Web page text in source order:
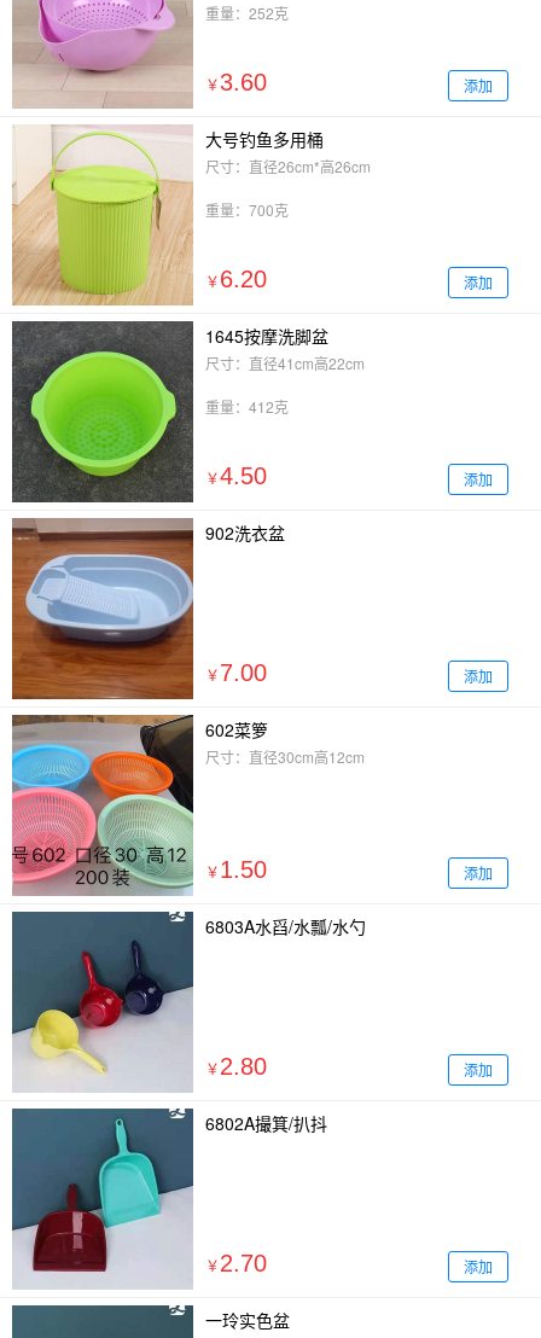
重量：252克
￥ 3.60 添加
大号钓鱼多用桶
尺寸：直径26cm*高26cm
重量：700克
￥ 6.20 添加
1645按摩洗脚盆
尺寸：直径41cm高22cm
重量：412克
￥4.50 添加
902洗衣盆
￥ 7.00 添加
602菜箩
尺寸：直径30cm高12cm
￥ 1.50 添加
6803A水舀/水瓢/水勺
￥ 2.80 添加
6802A撮箕/扒抖
￥ 2.70 添加
一玲实色盆